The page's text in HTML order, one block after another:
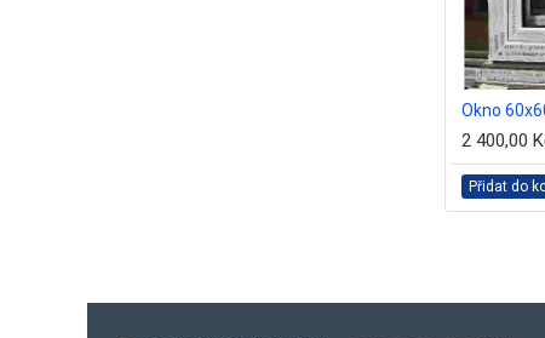
Okno
2 400,00
Přidat do